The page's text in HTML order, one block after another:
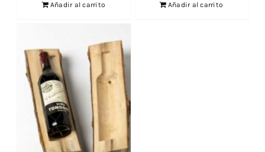
Añadir al carrito Añadir al carrito